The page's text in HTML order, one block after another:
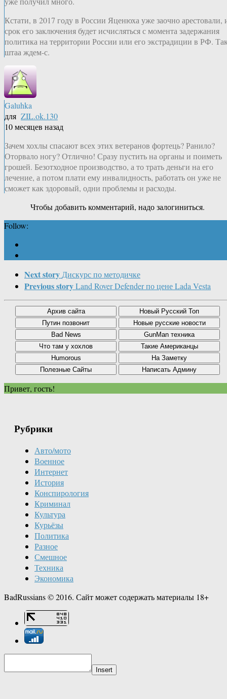
Кстати, в 2017 году в России Яценюха уже заочно арестовали,
срок его заключения будет исчисляться с момента задержания
политика на территории России или его экстрадиции в РФ.
штаа ждем-с.
Galuhka
для ZIL.ok.130
10 месяцев назад
Зачем хохлы спасают всех этих ветеранов фортець? Ранило?
Оторвало ногу? Отлично! Сразу пустить на органы и поиметь
грошей. Безотходное производство, а то трать деньги на его
лечение, а потом плати ему инвалидность, работать он уже не
сможет как здоровый, одни проблемы и расходы.
Чтобы добавить комментарий, надо залогиниться.
Follow:
Next storyДискурс по методичке
Previous storyLand Rover Defender по цене Lada Vesta
Привет, гость!
Рубрики
Авто/мото
Военное
Интернет
История
Конспирология
Криминал
Культура
Курьёзы
Политика
Разное
Смешное
Техника
Экономика
BadRussians © 2016. Сайт может содержать материалы 18+
Insert